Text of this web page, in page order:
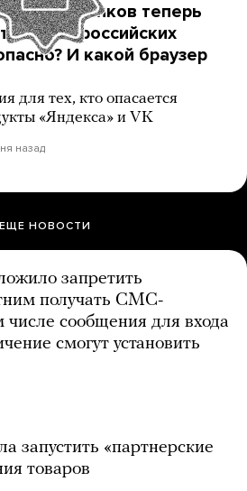
других банков теперь
в российских
И какой браузер
для тех, кто опасается
«Яндекса» и VK
назад
ЕЩЕ НОВОСТИ
запретить
получать СМС-
сообщения для входа
смогут установить
запустить «партнерские
товаров